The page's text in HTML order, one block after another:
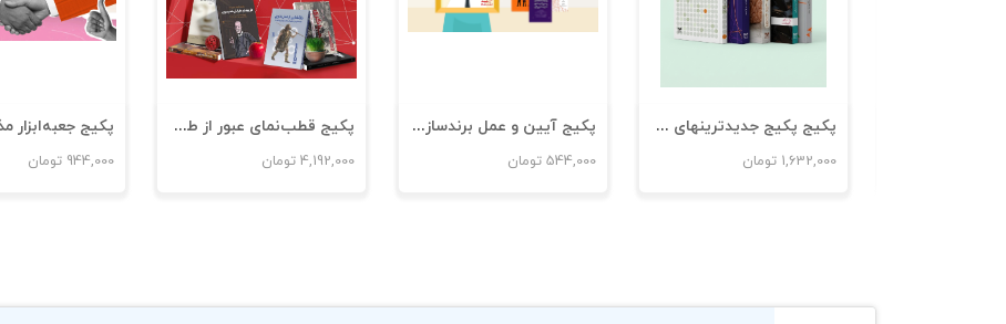
پکیج پکیج جدیدترینهای پرویز درگی
1,632,000 تومان
پکیج آیین و عمل برندسازی شخصی
544,000 تومان
پکیج قطب‌نمای عبور از طوفان
4,192,000 تومان 944,000 تومان